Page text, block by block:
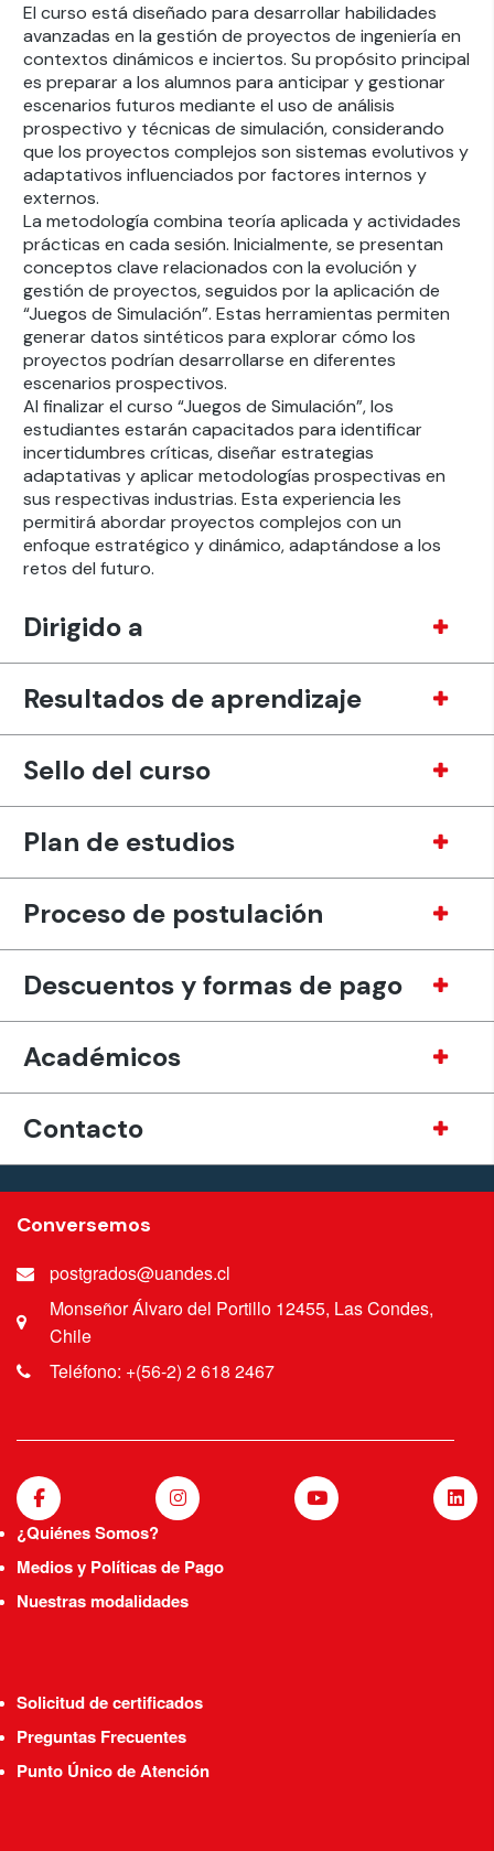
El curso está diseñado para desarrollar habilidades
avanzadas en la gestión de proyectos de ingeniería en
contextos dinámicos e inciertos. Su propósito principal
es preparar a los alumnos para anticipar y gestionar
escenarios futuros mediante el uso de análisis
prospectivo y técnicas de simulación, considerando
que los proyectos complejos son sistemas evolutivos y
adaptativos influenciados por factores internos y
externos.
La metodología combina teoría aplicada y actividades
prácticas en cada sesión. Inicialmente, se presentan
conceptos clave relacionados con la evolución y
gestión de proyectos, seguidos por la aplicación de
“Juegos de Simulación”. Estas herramientas permiten
generar datos sintéticos para explorar cómo los
proyectos podrían desarrollarse en diferentes
escenarios prospectivos.
Al finalizar el curso “Juegos de Simulación”, los
estudiantes estarán capacitados para identificar
incertidumbres críticas, diseñar estrategias
adaptativas y aplicar metodologías prospectivas en
sus respectivas industrias. Esta experiencia les
permitirá abordar proyectos complejos con un
enfoque estratégico y dinámico, adaptándose a los
retos del futuro.
Dirigido a
Resultados de aprendizaje
Sello del curso
Plan de estudios
Proceso de postulación
Descuentos y formas de pago
Académicos
Contacto
Conversemos
postgrados@uandes.cl
Monseñor Álvaro del Portillo 12455, Las Condes,
Chile
Teléfono: +(56-2) 2 618 2467
¿Quiénes Somos?
Medios y Políticas de Pago
Nuestras modalidades
Solicitud de certificados
Preguntas Frecuentes
Punto Único de Atención